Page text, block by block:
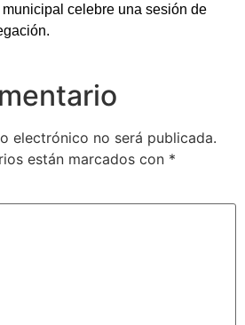
celebre una sesión de
electrónico no será publicada.
están marcados con *